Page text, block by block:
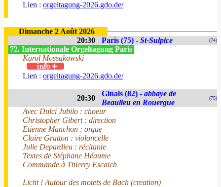
Lien : orgeltagung-2026.gdo.de/
Dimanche 2 Août 2026
20:30
Paris (75) - St-Sulpice (74)
72. Internationale Orgeltagung Paris
Karol Mossakowski
Lien : orgeltagung-2026.gdo.de/
20:30
Ginals (82) - abbaye de
Beaulieu en Rouergue
(75)
Avec Dulci Jubilo : choeur
Christopher Gibert : direction
Etienne Manchon : orgue
Claire Gratton : violoncelle
Julie Depardieu : récitante
Textes de Stéphane Héaume
Commande à Thierry Escaich
Licht ! Autour des motets de Bach (creation)